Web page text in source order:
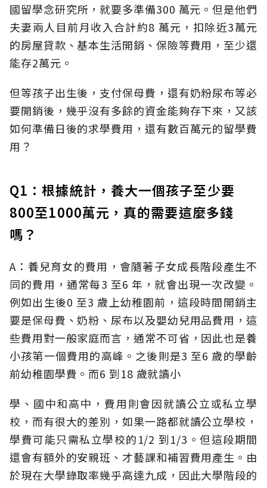
國留學念研究所，就要多準備300 萬元。但是他們
夫妻兩人目前月收入合計約8 萬元，扣除近3萬元
的房屋貸款、基本生活開銷、保險等費用，至少還
能存2萬元。
但等孩子出生後，支付保母費，還有奶粉尿布等必
要開銷後，幾乎沒有多餘的資金能夠存下來，又該
如何準備日後的求學費用，還有數百萬元的留學費
用？
Q1：根據統計，養大一個孩子至少要
800至1000萬元，真的需要這麼多錢
嗎？
A：養兒育女的費用，會隨著子女成長階段產生不
同的費用，通常每3 至6 年，就會出現一次改變。
例如出生後0 至3 歲上幼稚園前，這段時間開銷主
要是保母費、奶粉、尿布以及嬰幼兒用品費用，這
些費用對一般家庭而言，通常不可省，因此也是養
小孩第一個費用的高峰。之後則是3 至6 歲的學齡
前幼稚園學費。而6 到18 歲就讀小
學、國中和高中，費用則會因就讀公立或私立學
校，而有很大的差別，如果一路都就讀公立學校，
學費可能只需私立學校的1/2 到1/3。但這段期間
還會有額外的安親班、才藝課和補習費用產生。由
於現在大學錄取率幾乎高達九成，因此大學階段的